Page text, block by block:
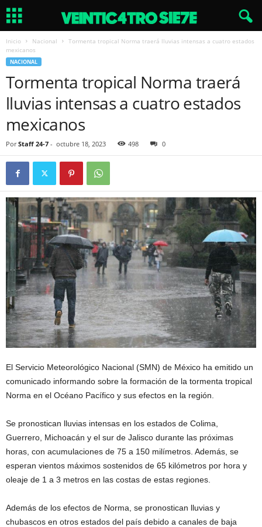
Inicio Nacional
Tormenta tropical Norma traerá lluvias intensas a cuatro estados
mexicanos
NACIONAL
Tormenta tropical Norma traerá
lluvias intensas a cuatro estados
mexicanos
Por Staff 24-7 - octubre 18, 2023 498 0
El Servicio Meteorológico Nacional (SMN) de México ha emitido un
comunicado informando sobre la formación de la tormenta tropical
Norma en el Océano Pacífico y sus efectos en la región.
Se pronostican lluvias intensas en los estados de Colima,
Guerrero, Michoacán y el sur de Jalisco durante las próximas
horas, con acumulaciones de 75 a 150 milímetros. Además, se
esperan vientos máximos sostenidos de 65 kilómetros por hora y
oleaje de 1 a 3 metros en las costas de estas regiones.
Además de los efectos de Norma, se pronostican lluvias y
chubascos en otros estados del país debido a canales de baja